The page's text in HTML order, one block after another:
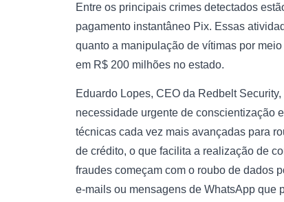
Entre os principais crimes detectados
pagamento instantâneo Pix. Essas
quanto a manipulação de vítimas por
em R$ 200 milhões no estado.
Eduardo Lopes, CEO da Redbelt
necessidade urgente de conscientização
técnicas cada vez mais avançadas para
de crédito, o que facilita a realização de
fraudes começam com o roubo de dados
e-mails ou mensagens de WhatsApp que